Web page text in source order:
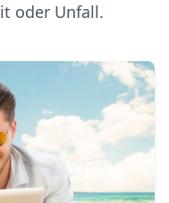
oder Unfall.